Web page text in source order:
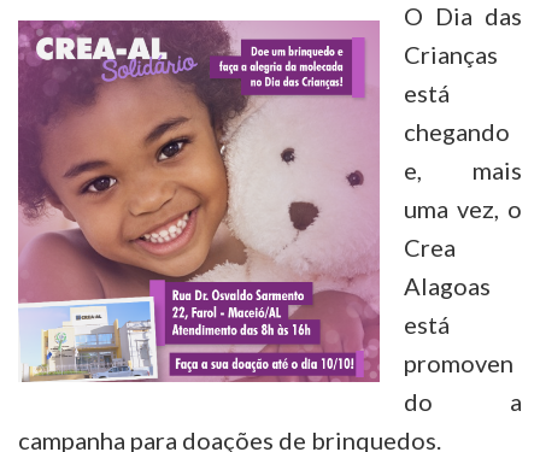
O Dia das
Crianças
está
chegando
e, mais
uma vez, o
Crea
Alagoas
está
promoven
do a
campanha para doações de brinquedos.